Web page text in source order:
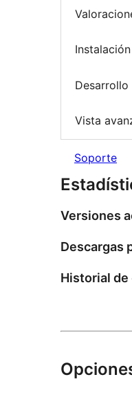
Instalación
Desarrollo
Vista
Soporte
Versiones
Descargas
Historial de